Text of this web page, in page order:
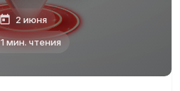
2 июня
1 мин. чтения